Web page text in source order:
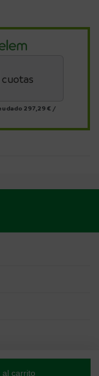
al carrito
cuotas
297,29 € /